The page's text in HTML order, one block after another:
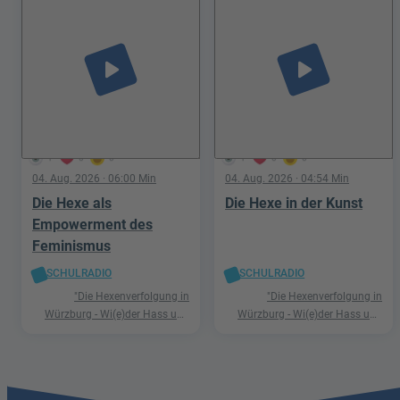
1 0 0
play_arrow
04. Aug. 2026 · 06:00 Min
Die Hexe als
Empowerment des
Feminismus
SCHULRADIO
"Die Hexenverfolgung in
Würzburg - Wi(e)der Hass und
1 0 0
play_arrow
04. Aug. 2026 · 04:54 Min
Die Hexe in der Kunst
SCHULRADIO
"Die Hexenverfolgung in
Würzburg - Wi(e)der Hass und